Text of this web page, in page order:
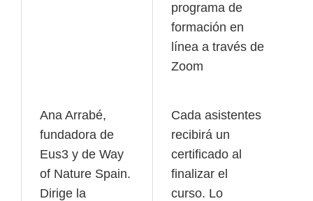
programa de
formación en
línea a través de
Zoom
Ana Arrabé,
fundadora de
Eus3 y de Way
of Nature Spain.
Dirige la
Cada asistentes
recibirá un
certificado al
finalizar el
curso. Lo